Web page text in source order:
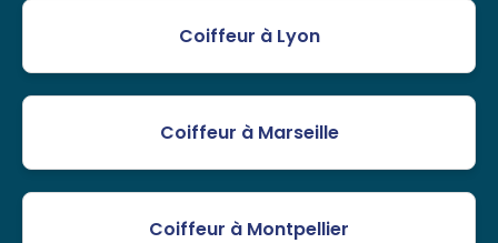
Coiffeur à Lyon
Coiffeur à Marseille
Coiffeur à Montpellier